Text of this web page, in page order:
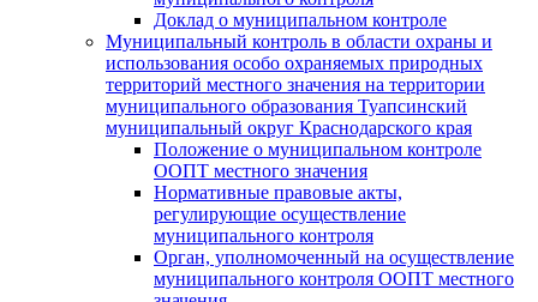
Доклад о муниципальном контроле
Муниципальный контроль в области охраны и
использования особо охраняемых природных
территорий местного значения на территории
муниципального образования Туапсинский
муниципальный округ Краснодарского края
Положение о муниципальном контроле
ООПТ местного значения
Нормативные правовые акты,
регулирующие осуществление
муниципального контроля
Орган, уполномоченный на осуществление
муниципального контроля ООПТ местного